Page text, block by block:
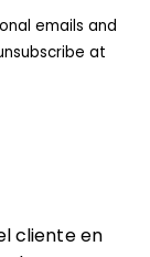
emails and
at
cliente en